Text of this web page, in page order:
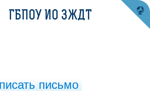
ГБПОУ ИО ЗЖДТ
письмо